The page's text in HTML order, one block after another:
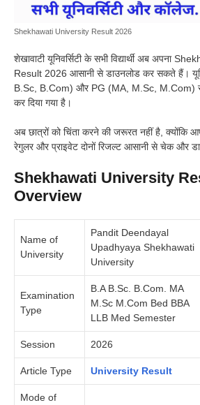
Shekhawati University Result 2026
शेखावाटी यूनिवर्सिटी के सभी विद्यार्थी अब अपना
Result 2026 आसानी से डाउनलोड कर सकते हैं।
B.Sc, B.Com) और PG (MA, M.Sc, M.Com)
कर दिया गया है।
अब छात्रों को चिंता करने की जरूरत नहीं है, क्योंकि
रेगुलर और प्राइवेट दोनों रिजल्ट आसानी से चेक और
Shekhawati University
Overview
Name of
University
Pandit Deendayal
Upadhyaya Shekhawati
University
Examination
Type
B.A B.Sc. B.Com. MA
M.Sc M.Com Bed BBA
LLB Med Semester
Session 2026
Article Type University Result
Mode of